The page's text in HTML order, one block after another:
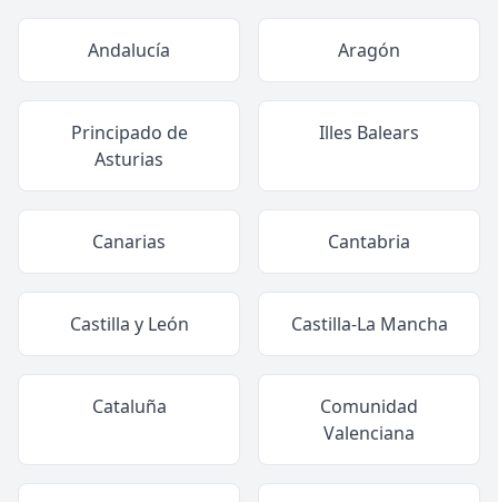
Andalucía Aragón
Principado de
Asturias
Illes Balears
Canarias Cantabria
Castilla y León Castilla-La Mancha
Cataluña
Comunidad
Valenciana